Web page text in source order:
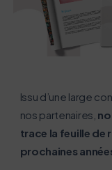
aussi !
Si vous aussi
les besoins
navigation, vous
Issu d’une large
nos partenaires,
trace la feuille de
prochaines